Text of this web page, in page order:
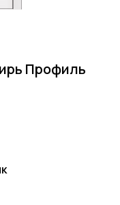
Профиль